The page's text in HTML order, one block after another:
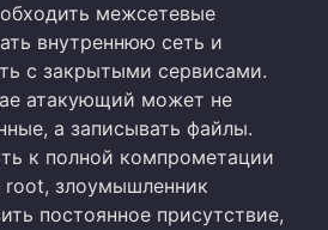
межсетевые
внутреннюю сеть и
с закрытыми сервисами.
атакующий может не
а записывать файлы.
к полной компрометации
root, злоумышленник
постоянное присутствие,